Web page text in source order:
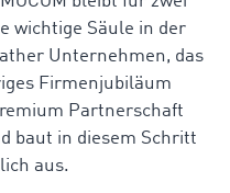
wichtige Säule in der
Unternehmen, das
Firmenjubiläum
Partnerschaft
baut in diesem Schritt
aus.